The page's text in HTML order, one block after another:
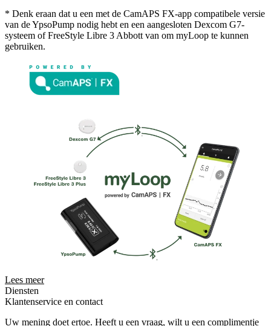
* Denk eraan dat u een met de CamAPS FX-app compatibele versie
van de YpsoPump nodig hebt en een aangesloten Dexcom G7-
systeem of FreeStyle Libre 3 Abbott van om myLoop te kunnen
gebruiken.
Lees meer
Diensten
Klantenservice en contact
Uw mening doet ertoe. Heeft u een vraag, wilt u een complimentje